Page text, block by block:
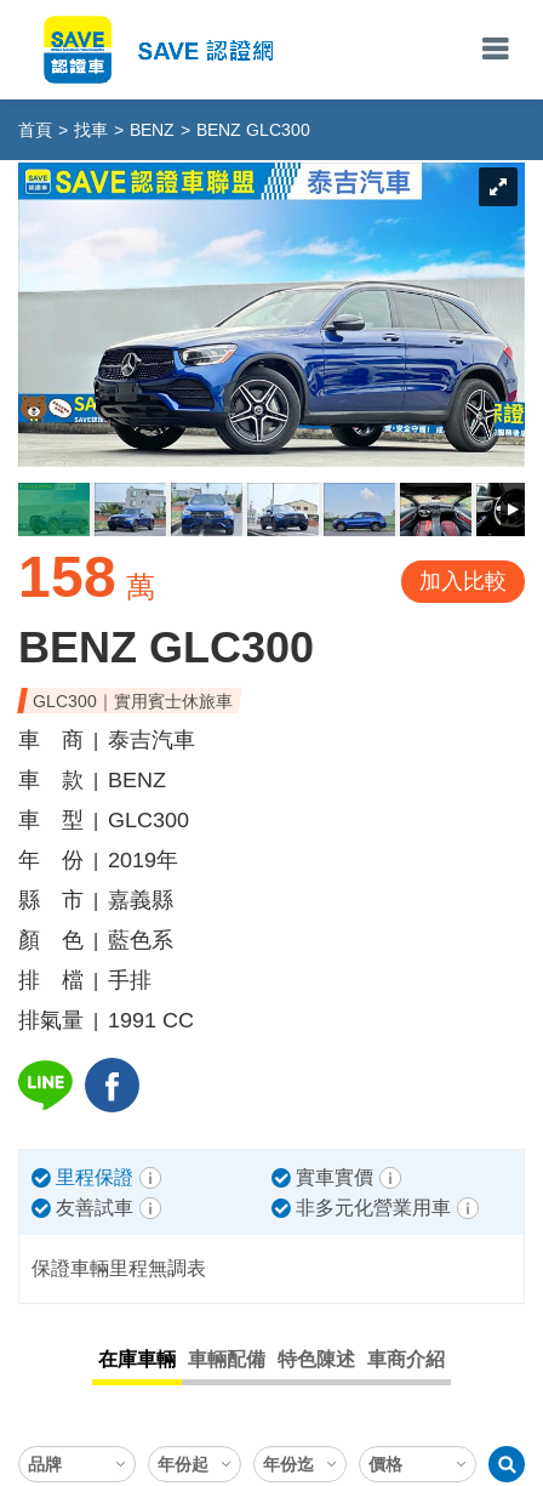
首頁 > 找車 > BENZ > BENZ GLC300
158 萬 加入比較
BENZ GLC300
GLC300｜實用賓士休旅車
車 商
泰吉汽車
車 款
BENZ
車 型
GLC300
年 份
2019年
縣 市
嘉義縣
顏 色
藍色系
排 檔
手排
排氣量
1991 CC
里程保證
實車實價
友善試車
非多元化營業用車
保證車輛里程無調表
在庫車輛 車輛配備 特色陳述 車商介紹